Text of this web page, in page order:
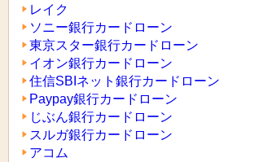
レイク
ソニー銀行カードローン
東京スター銀行カードローン
イオン銀行カードローン
住信SBIネット銀行カードローン
Paypay銀行カードローン
じぶん銀行カードローン
スルガ銀行カードローン
アコム